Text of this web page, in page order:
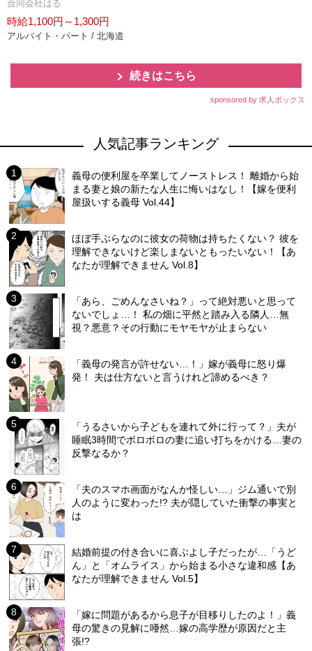
合同会社はる
時給1,100円～1,300円
アルバイト・パート / 北海道
続きはこちら
sponsored by 求人ボックス
人気記事ランキング
義母の便利屋を卒業してノーストレス！ 離婚から始
まる妻と娘の新たな人生に悔いはなし！【嫁を便利
屋扱いする義母 Vol.44】
ほぼ手ぶらなのに彼女の荷物は持ちたくない？ 彼を
理解できないけど楽しまないともったいない！【あ
なたが理解できません Vol.8】
「あら、ごめんなさいね？」って絶対悪いと思って
ないでしょ…！ 私の畑に平然と踏み入る隣人…無
視？悪意？その行動にモヤモヤが止まらない
「義母の発言が許せない…！」嫁が義母に怒り爆
発！ 夫は仕方ないと言うけれど諦めるべき？
「うるさいから子どもを連れて外に行って？」夫が
睡眠3時間でボロボロの妻に追い打ちをかける…妻の
反撃なるか？
「夫のスマホ画面がなんか怪しい…」ジム通いで別
人のように変わった!? 夫が隠していた衝撃の事実と
は
結婚前提の付き合いに喜ぶよし子だったが…「うど
ん」と「オムライス」から始まる小さな違和感【あ
なたが理解できません Vol.5】
「嫁に問題があるから息子が目移りしたのよ！」義
母の驚きの見解に唖然…嫁の高学歴が原因だと主
張!?